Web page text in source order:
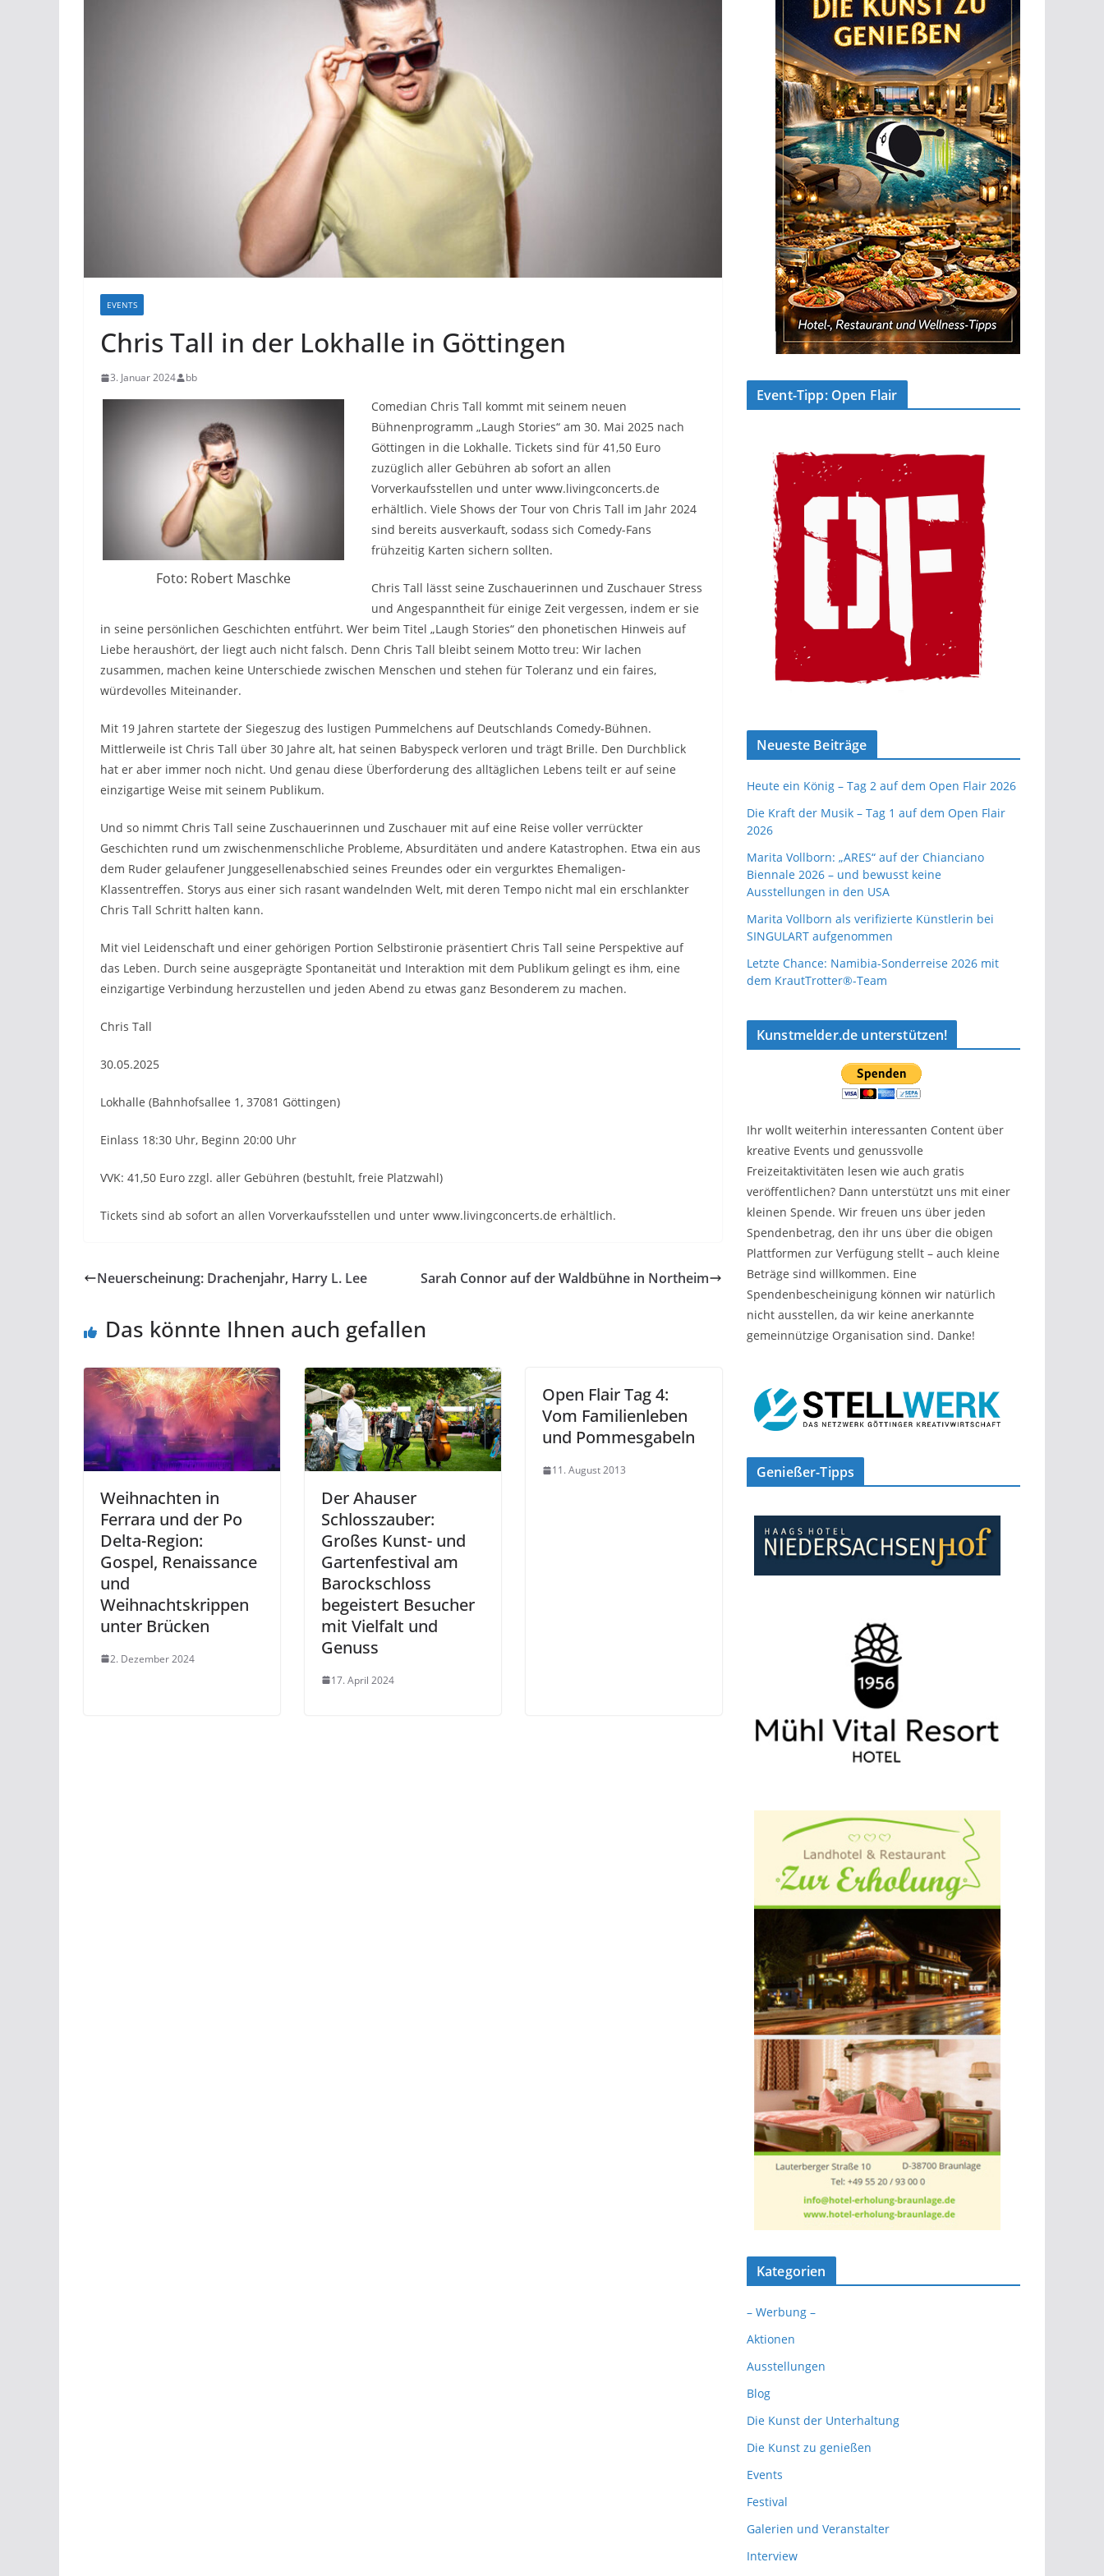
EVENTS
Chris Tall in der Lokhalle in Göttingen
3. Januar 2024 bb
Foto: Robert Maschke
Comedian Chris Tall kommt mit seinem neuen
Bühnenprogramm „Laugh Stories“ am 30. Mai 2025 nach
Göttingen in die Lokhalle. Tickets sind für 41,50 Euro
zuzüglich aller Gebühren ab sofort an allen
Vorverkaufsstellen und unter www.livingconcerts.de
erhältlich. Viele Shows der Tour von Chris Tall im Jahr 2024
sind bereits ausverkauft, sodass sich Comedy-Fans
frühzeitig Karten sichern sollten.
Chris Tall lässt seine Zuschauerinnen und Zuschauer Stress
und Angespanntheit für einige Zeit vergessen, indem er sie
in seine persönlichen Geschichten entführt. Wer beim Titel „Laugh Stories“ den phonetischen Hinweis auf
Liebe heraushört, der liegt auch nicht falsch. Denn Chris Tall bleibt seinem Motto treu: Wir lachen
zusammen, machen keine Unterschiede zwischen Menschen und stehen für Toleranz und ein faires,
würdevolles Miteinander.
Mit 19 Jahren startete der Siegeszug des lustigen Pummelchens auf Deutschlands Comedy-Bühnen.
Mittlerweile ist Chris Tall über 30 Jahre alt, hat seinen Babyspeck verloren und trägt Brille. Den Durchblick
hat er aber immer noch nicht. Und genau diese Überforderung des alltäglichen Lebens teilt er auf seine
einzigartige Weise mit seinem Publikum.
Und so nimmt Chris Tall seine Zuschauerinnen und Zuschauer mit auf eine Reise voller verrückter
Geschichten rund um zwischenmenschliche Probleme, Absurditäten und andere Katastrophen. Etwa ein aus
dem Ruder gelaufener Junggesellenabschied seines Freundes oder ein vergurktes Ehemaligen-
Klassentreffen. Storys aus einer sich rasant wandelnden Welt, mit deren Tempo nicht mal ein erschlankter
Chris Tall Schritt halten kann.
Mit viel Leidenschaft und einer gehörigen Portion Selbstironie präsentiert Chris Tall seine Perspektive auf
das Leben. Durch seine ausgeprägte Spontaneität und Interaktion mit dem Publikum gelingt es ihm, eine
einzigartige Verbindung herzustellen und jeden Abend zu etwas ganz Besonderem zu machen.
Chris Tall
30.05.2025
Lokhalle (Bahnhofsallee 1, 37081 Göttingen)
Einlass 18:30 Uhr, Beginn 20:00 Uhr
VVK: 41,50 Euro zzgl. aller Gebühren (bestuhlt, freie Platzwahl)
Tickets sind ab sofort an allen Vorverkaufsstellen und unter www.livingconcerts.de erhältlich.
Neuerscheinung: Drachenjahr, Harry L. Lee Sarah Connor auf der Waldbühne in Northeim
Das könnte Ihnen auch gefallen
Weihnachten in
Ferrara und der Po
Delta-Region:
Gospel, Renaissance
und
Weihnachtskrippen
unter Brücken
2. Dezember 2024
Der Ahauser
Schlosszauber:
Großes Kunst- und
Gartenfestival am
Barockschloss
begeistert Besucher
mit Vielfalt und
Genuss
17. April 2024
Open Flair Tag 4:
Vom Familienleben
und Pommesgabeln
11. August 2013
Event-Tipp: Open Flair
Neueste Beiträge
Heute ein König – Tag 2 auf dem Open Flair 2026
Die Kraft der Musik – Tag 1 auf dem Open Flair
2026
Marita Vollborn: „ARES“ auf der Chianciano
Biennale 2026 – und bewusst keine
Ausstellungen in den USA
Marita Vollborn als verifizierte Künstlerin bei
SINGULART aufgenommen
Letzte Chance: Namibia-Sonderreise 2026 mit
dem KrautTrotter®-Team
Kunstmelder.de unterstützen!
Ihr wollt weiterhin interessanten Content über
kreative Events und genussvolle
Freizeitaktivitäten lesen wie auch gratis
veröffentlichen? Dann unterstützt uns mit einer
kleinen Spende. Wir freuen uns über jeden
Spendenbetrag, den ihr uns über die obigen
Plattformen zur Verfügung stellt – auch kleine
Beträge sind willkommen. Eine
Spendenbescheinigung können wir natürlich
nicht ausstellen, da wir keine anerkannte
gemeinnützige Organisation sind. Danke!
Genießer-Tipps
Kategorien
– Werbung –
Aktionen
Ausstellungen
Blog
Die Kunst der Unterhaltung
Die Kunst zu genießen
Events
Festival
Galerien und Veranstalter
Interview